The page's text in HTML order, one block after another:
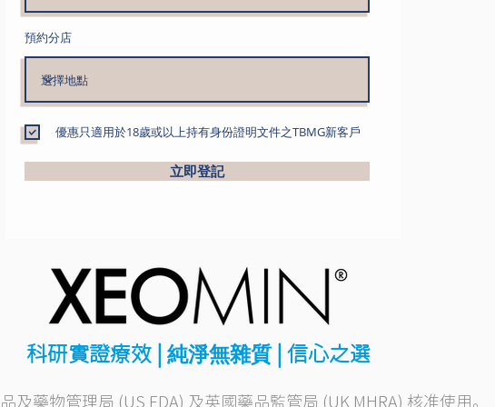
預約分店
優惠只適用於18歲或以上持有身份證明文件之TBMG新客戶
立即登記
科研實證療效 | 純淨無雜質 | 信心之選
藥物管理局 (US FDA) 及英國藥品監管局 (UK MHRA) 核准使用。